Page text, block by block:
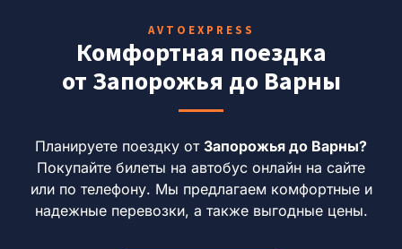
AVTOEXPRESS
Комфортная поездка
от Запорожья до Варны
Планируете поездку от Запорожья до Варны?
Покупайте билеты на автобус онлайн на сайте
или по телефону. Мы предлагаем комфортные и
надежные перевозки, а также выгодные цены.